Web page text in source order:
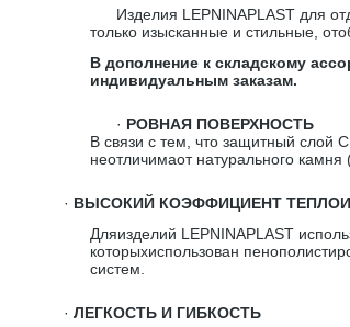
Изделия LEPNINAPLAST для
только изысканные и стильные,
В дополнение к складскому
индивидуальным заказам.
· РОВНАЯ ПОВЕРХНОСТЬ
В связи с тем, что защитный слой
неотличимаот натурального
· ВЫСОКИЙ КОЭФФИЦИЕНТ
Дляизделий LEPNINAPLAST
которыхиспользован
систем.
· ЛЕГКОСТЬ И ГИБКОСТЬ